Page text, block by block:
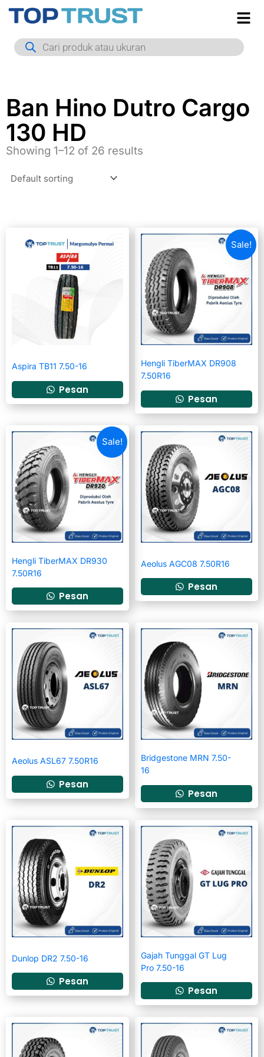
Skip
contentProducts
search
Ban Hino Dutro Cargo
130 HD
Showing 1–12 of 26 results
Aspira TB11 7.50-16
Pesan
Sale!
Hengli TiberMAX DR908
7.50R16
Pesan
Sale!
Hengli TiberMAX DR930
7.50R16
Pesan
Aeolus AGC08 7.50R16
Pesan
Aeolus ASL67 7.50R16
Pesan
Bridgestone MRN 7.50-
16
Pesan
Dunlop DR2 7.50-16
Pesan
Gajah Tunggal GT Lug
Pro 7.50-16
Pesan